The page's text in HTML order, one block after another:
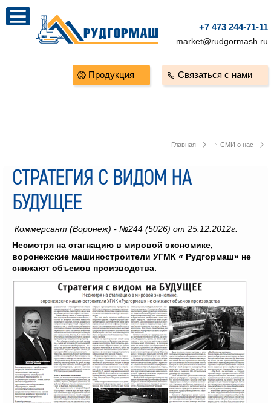
+7 473 244-71-11
market@rudgormash.ru
Связаться с нами
Продукция
Главная СМИ о нас
СТРАТЕГИЯ С ВИДОМ НА
БУДУЩЕЕ
Коммерсант (Воронеж) - №244 (5026) от 25.12.2012г.
Несмотря на стагнацию в мировой экономике,
воронежские машиностроители УГМК « Рудгормаш» не
снижают объемов производства.